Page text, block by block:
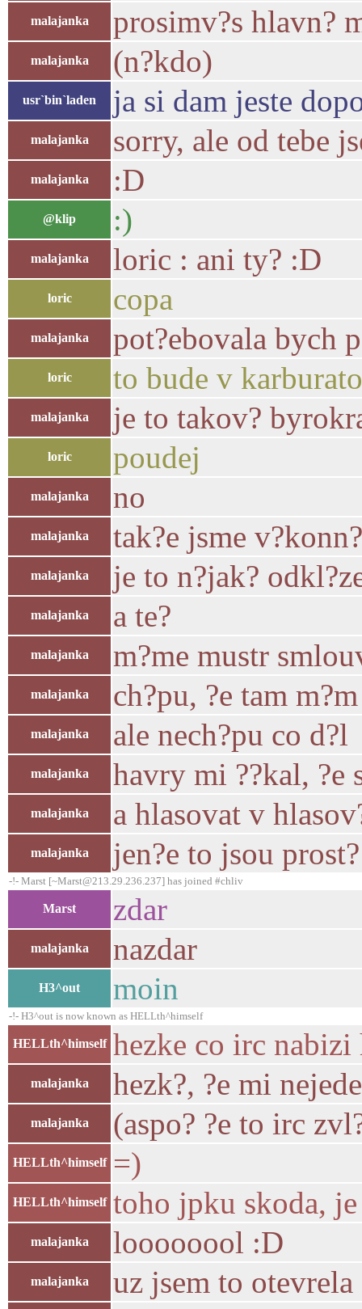
malajanka prosimv?s hlavn?
malajanka (n?kdo)
usr`bin`laden ja si dam jeste
malajanka sorry, ale od tebe
malajanka :D
@klip :)
malajanka loric : ani ty? :D
loric copa
malajanka pot?ebovala bych
loric to bude v
malajanka je to takov?
loric poudej
malajanka no
malajanka tak?e jsme
malajanka je to n?jak?
malajanka a te?
malajanka m?me mustr
malajanka ch?pu, ?e tam
malajanka ale nech?pu co d?l
malajanka havry mi ??kal, ?e
malajanka a hlasovat v
malajanka jen?e to jsou
-!- Marst [~Marst@213.29.236.237] has joined #chliv
Marst zdar
malajanka nazdar
H3^out moin
-!- H3^out is now known as HELLth^himself
HELLth^himself hezke co irc
malajanka hezk?, ?e mi
malajanka (aspo? ?e to irc
HELLth^himself =)
HELLth^himself toho jpku skoda,
malajanka loooooool :D
malajanka
uz jsem to otevrela